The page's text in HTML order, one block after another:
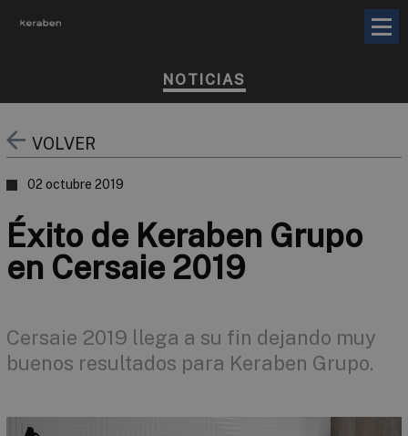
NOTICIAS
VOLVER
02 octubre 2019
Éxito de Keraben Grupo
en Cersaie 2019
Cersaie 2019 llega a su fin dejando muy
buenos resultados para Keraben Grupo.